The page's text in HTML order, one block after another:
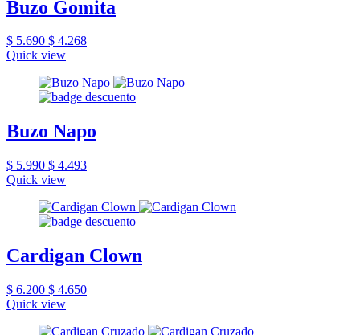
Buzo Gomita
$ 5.690 $ 4.268
Quick view
Buzo Napo
$ 5.990 $ 4.493
Quick view
Cardigan Clown
$ 6.200 $ 4.650
Quick view